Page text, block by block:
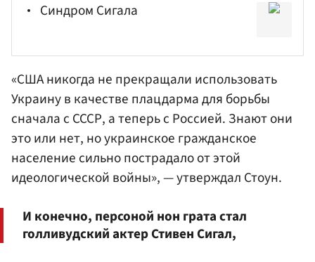
Синдром Сигала
«США никогда не прекращали использовать
Украину в качестве плацдарма для борьбы
сначала с СССР, а теперь с Россией. Знают они
это или нет, но украинское гражданское
население сильно пострадало от этой
идеологической войны», — утверждал Стоун.
И конечно, персоной нон грата стал
голливудский актер Стивен Сигал,